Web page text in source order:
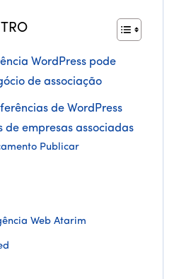
WordPress pode
de associação
de WordPress
empresas associadas
Publicar
Web Atarim